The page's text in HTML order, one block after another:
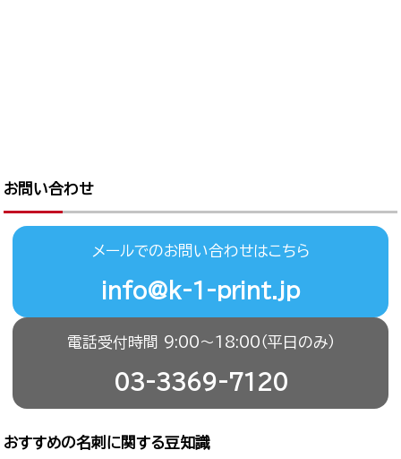
お問い合わせ
メールでのお問い合わせはこちら
info@k-1-print.jp
電話受付時間 9:00〜18:00（平日のみ）
03-3369-7120
おすすめの名刺に関する豆知識